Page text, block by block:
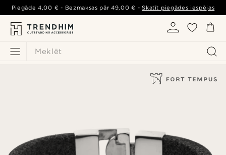
Meklēt
Piegāde4,00 € - Bezmaksas pār49,00 € -Skatīt piegādes iespējas